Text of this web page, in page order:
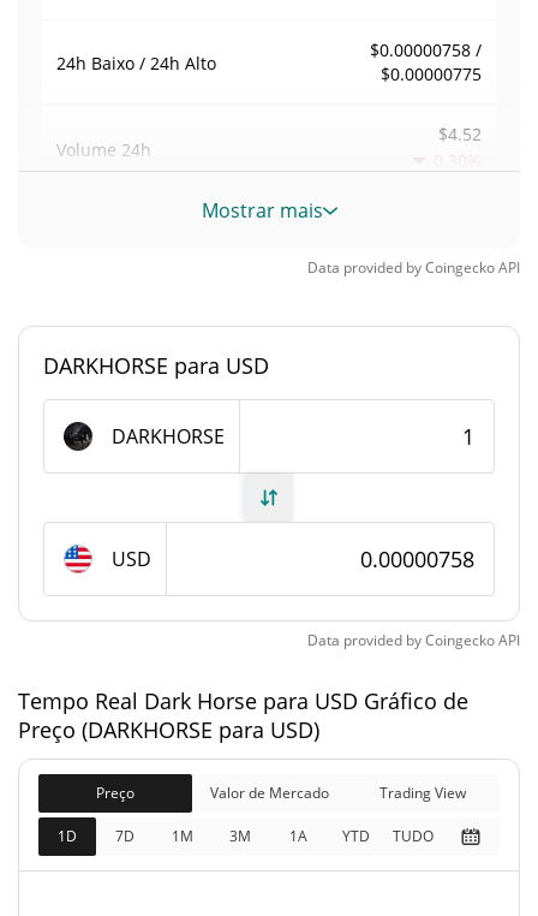
24h Baixo / 24h Alto
$0.00000758 /
$0.00000775
Volume 24h
$4.52
0.30%
Volume / Limite de
Posição de mercado
Fornecimento de Dark Horse
circulação
DARKHORSE
Dark Horse Capitalização de mercado
Capitalização de
mercado
2.00%
Totalmente diluído
$7,560.75
Mostrar mais
Data provided byCoingeckoAPI
DARKHORSE para USD
DARKHORSE
USD
Data provided byCoingeckoAPI
Tempo Real Dark Horse para USD Gráfico de
Preço (DARKHORSE para USD)
Preço Valor de Mercado Trading View
1D 7D 1M 3M 1A YTD TUDO